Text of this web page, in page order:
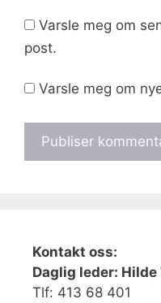
Varsle meg om
post.
Varsle meg om
Kontakt oss:
Daglig leder: Hilde
Tlf: 413 68 401‬